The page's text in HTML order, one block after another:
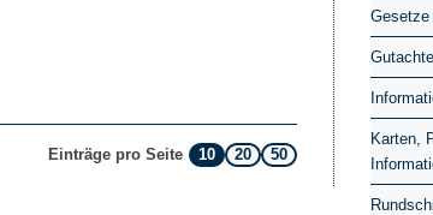
Einträge pro Seite 10 20 50
Gesetze
Karten,